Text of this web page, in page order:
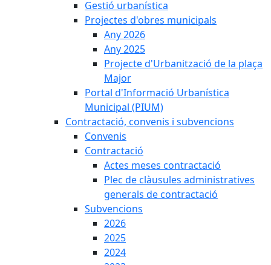
Gestió urbanística
Projectes d'obres municipals
Any 2026
Any 2025
Projecte d'Urbanització de la plaça
Major
Portal d'Informació Urbanística
Municipal (PIUM)
Contractació, convenis i subvencions
Convenis
Contractació
Actes meses contractació
Plec de clàusules administratives
generals de contractació
Subvencions
2026
2025
2024